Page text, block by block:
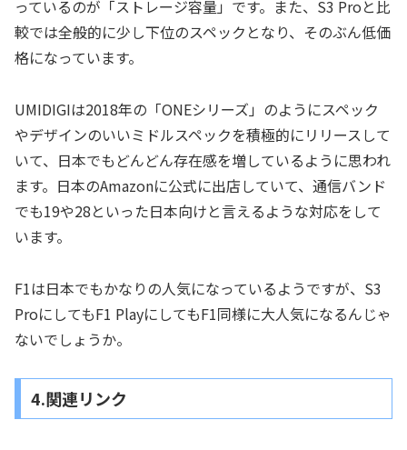
っているのが「ストレージ容量」です。また、S3 Proと比
較では全般的に少し下位のスペックとなり、そのぶん低価
格になっています。
UMIDIGIは2018年の「ONEシリーズ」のようにスペック
やデザインのいいミドルスペックを積極的にリリースして
いて、日本でもどんどん存在感を増しているように思われ
ます。日本のAmazonに公式に出店していて、通信バンド
でも19や28といった日本向けと言えるような対応をして
います。
F1は日本でもかなりの人気になっているようですが、S3
ProにしてもF1 PlayにしてもF1同様に大人気になるんじゃ
ないでしょうか。
4.関連リンク